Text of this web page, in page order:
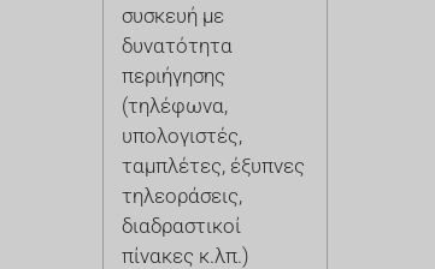
συσκευή με
δυνατότητα
περιήγησης
(τηλέφωνα,
υπολογιστές,
ταμπλέτες, έξυπνες
τηλεοράσεις,
διαδραστικοί
πίνακες κ.λπ.)